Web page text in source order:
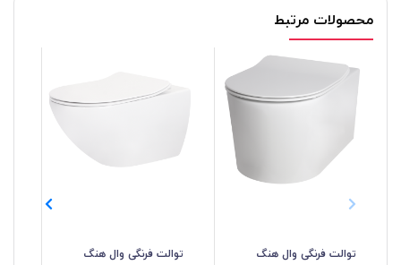
محصولات مرتبط
توالت فرنگی وال هنگ
توالت فرنگی وال هنگ